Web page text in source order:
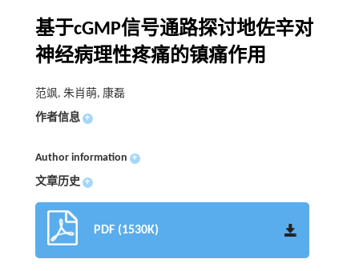
基于cGMP信号通路探讨地佐辛对
神经病理性疼痛的镇痛作用
范飒, 朱肖萌, 康磊
作者信息 +
Author information +
文章历史 +
PDF (1530K)